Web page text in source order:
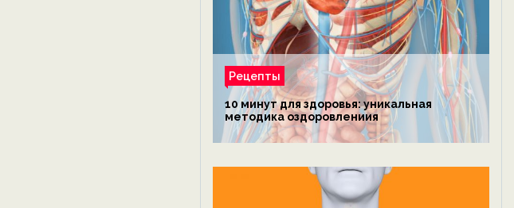
Рецепты
10 минут для здоровья: уникальная
методика оздоровлениия